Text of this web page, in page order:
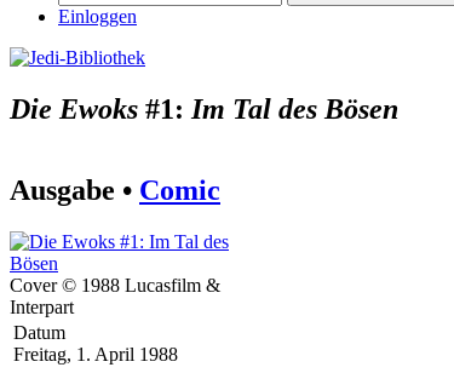
Einloggen
Die Ewoks #1: Im Tal des Bösen
Ausgabe • Comic
Cover © 1988 Lucasfilm &
Interpart
Datum
Freitag, 1. April 1988